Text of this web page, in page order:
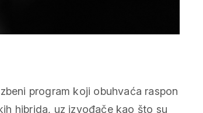
program koji obuhvaća raspon
hibrida, uz izvođače kao što su